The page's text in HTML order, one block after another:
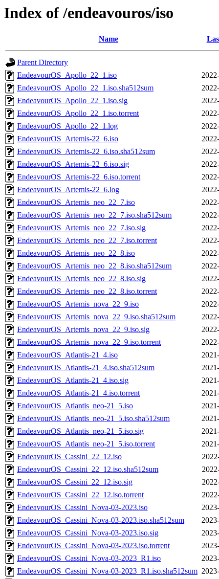
Index of /endeavouros/iso
Name
Parent Directory
EndeavourOS_Apollo_22_1.iso
EndeavourOS_Apollo_22_1.iso.sha512sum
EndeavourOS_Apollo_22_1.iso.sig
EndeavourOS_Apollo_22_1.iso.torrent
EndeavourOS_Apollo_22_1.log
EndeavourOS_Artemis-22_6.iso
EndeavourOS_Artemis-22_6.iso.sha512sum
EndeavourOS_Artemis-22_6.iso.sig
EndeavourOS_Artemis-22_6.iso.torrent
EndeavourOS_Artemis-22_6.log
EndeavourOS_Artemis_neo_22_7.iso
EndeavourOS_Artemis_neo_22_7.iso.sha512sum
EndeavourOS_Artemis_neo_22_7.iso.sig
EndeavourOS_Artemis_neo_22_7.iso.torrent
EndeavourOS_Artemis_neo_22_8.iso
EndeavourOS_Artemis_neo_22_8.iso.sha512sum
EndeavourOS_Artemis_neo_22_8.iso.sig
EndeavourOS_Artemis_neo_22_8.iso.torrent
EndeavourOS_Artemis_nova_22_9.iso
EndeavourOS_Artemis_nova_22_9.iso.sha512sum
EndeavourOS_Artemis_nova_22_9.iso.sig
EndeavourOS_Artemis_nova_22_9.iso.torrent
EndeavourOS_Atlantis-21_4.iso
EndeavourOS_Atlantis-21_4.iso.sha512sum
EndeavourOS_Atlantis-21_4.iso.sig
EndeavourOS_Atlantis-21_4.iso.torrent
EndeavourOS_Atlantis_neo-21_5.iso
EndeavourOS_Atlantis_neo-21_5.iso.sha512sum
EndeavourOS_Atlantis_neo-21_5.iso.sig
EndeavourOS_Atlantis_neo-21_5.iso.torrent
EndeavourOS_Cassini_22_12.iso
EndeavourOS_Cassini_22_12.iso.sha512sum
EndeavourOS_Cassini_22_12.iso.sig
EndeavourOS_Cassini_22_12.iso.torrent
EndeavourOS_Cassini_Nova-03-2023.iso
EndeavourOS_Cassini_Nova-03-2023.iso.sha512sum
EndeavourOS_Cassini_Nova-03-2023.iso.sig
EndeavourOS_Cassini_Nova-03-2023.iso.torrent
EndeavourOS_Cassini_Nova-03-2023_R1.iso
EndeavourOS_Cassini_Nova-03-2023_R1.iso.sha512sum